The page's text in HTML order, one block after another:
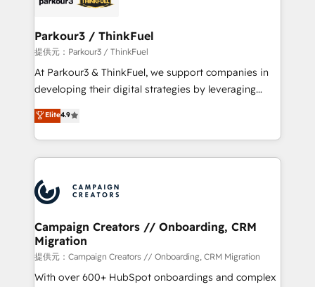
companies scale faster and smarter. 🔹 BOOMS:
Demand generation for all your buyers With BOOMS,
you invest in 100% of your buyers, accelerating your
growth and positioning yourself as an undisputed
transformation process A methodology designed to
implement HubSpot effectively and optimize your
record of business transformation, our growth-first
approach has helped brands dominate their
Parkour3 / ThinkFuel
提供元：Parkour3 / ThinkFuel
At Parkour3 & ThinkFuel, we support companies in
developing their digital strategies by leveraging
technologies and automating their marketing and
sales processes to generate growth. Our offer spans
from Strategy to Operations. We specialize in CRM
onboarding and implementation, web design, sales
extensive experience working with tech companies
and manufacturers since 2002, we are committed to
empowering our clients and developing their
autonomy. Get to grips with HubSpot through
guided implementation and seamless integration of
the CRM platform into your digital ecosystem. Would
Elite4.9
Campaign Creators // Onboarding, CRM
Migration
提供元：Campaign Creators // Onboarding, CRM Migration
With over 600+ HubSpot onboardings and complex